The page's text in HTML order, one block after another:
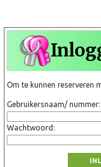
Om te kunnen reserveren
Gebruikersnaam/ nummer:
Wachtwoord: